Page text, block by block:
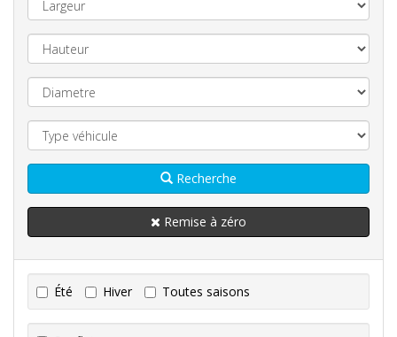
Recherche
Remise à zéro
Été Hiver Toutes saisons